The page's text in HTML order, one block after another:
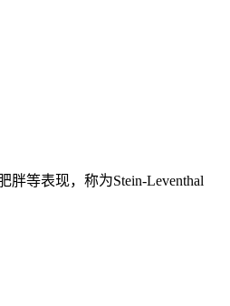
胖等表现，称为Stein-Leventhal